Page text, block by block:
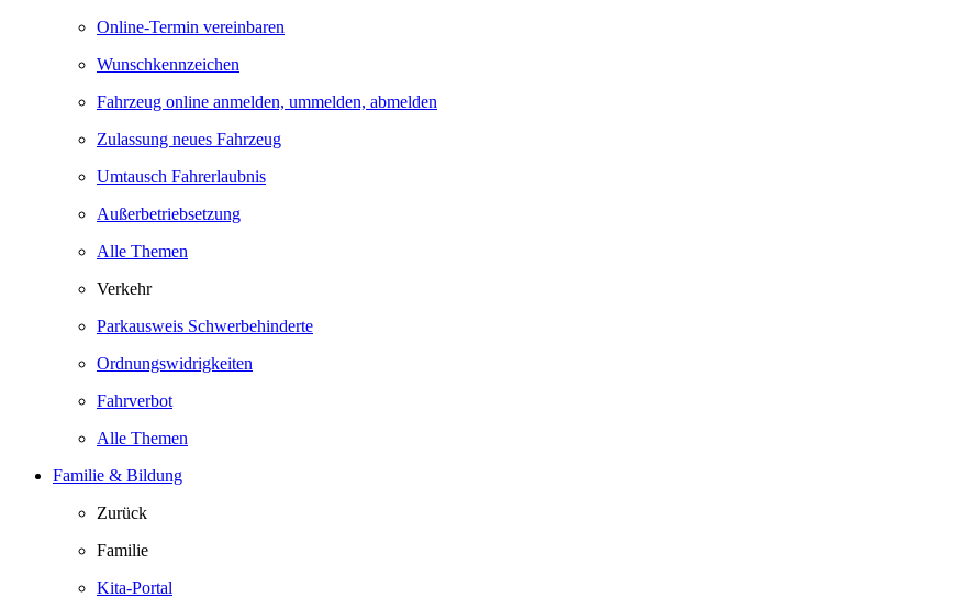
Online-Termin vereinbaren
Wunschkennzeichen
Fahrzeug online anmelden, ummelden, abmelden
Zulassung neues Fahrzeug
Umtausch Fahrerlaubnis
Außerbetriebsetzung
Alle Themen
Verkehr
Parkausweis Schwerbehinderte
Ordnungswidrigkeiten
Fahrverbot
Alle Themen
Familie & Bildung
Zurück
Familie
Kita-Portal